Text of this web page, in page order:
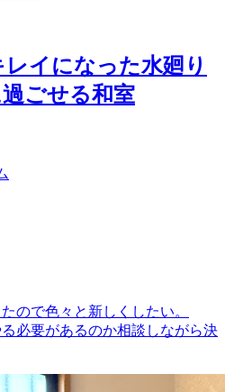
イになった水廻り
ごせる和室
ので色々と新しくしたい。
必要があるのか相談しながら決